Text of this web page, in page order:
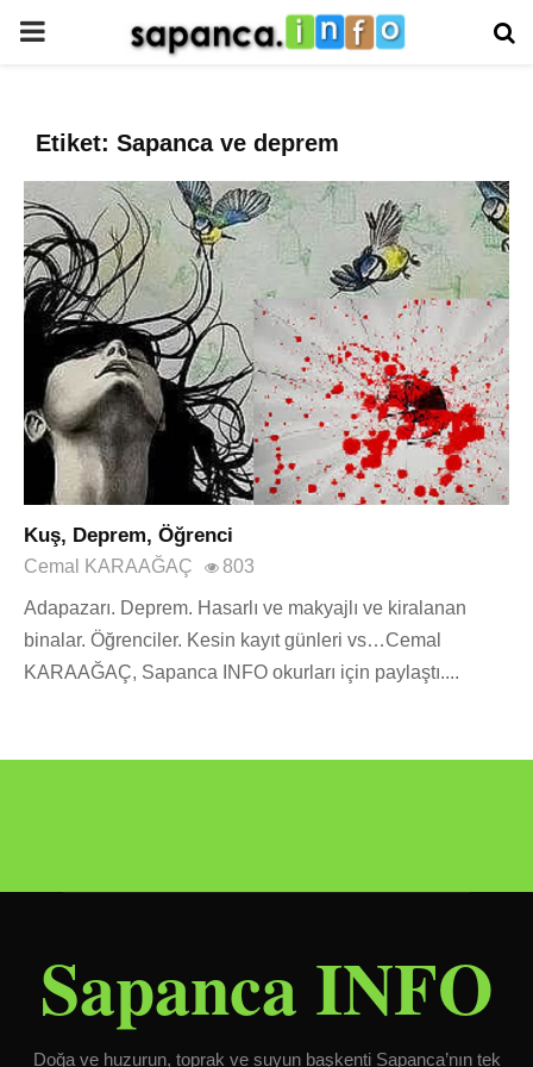
PRIMARY
Etiket: Sapanca ve deprem
Kuş, Deprem, Öğrenci
Cemal KARAAĞAÇ 803
Adapazarı. Deprem. Hasarlı ve makyajlı ve kiralanan
binalar. Öğrenciler. Kesin kayıt günleri vs…Cemal
KARAAĞAÇ, Sapanca INFO okurları için paylaştı....
Sapanca INFO
Doğa ve huzurun, toprak ve suyun başkenti Sapanca’nın tek